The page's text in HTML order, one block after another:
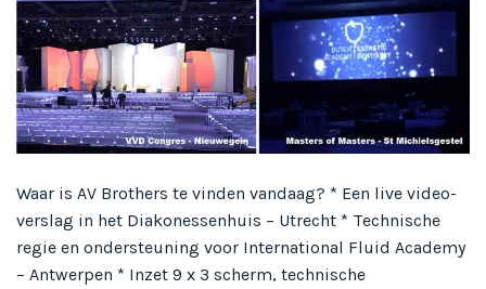
Waar is AV Brothers te vinden vandaag? * Een live video-
verslag in het Diakonessenhuis – Utrecht * Technische
regie en ondersteuning voor International Fluid Academy
– Antwerpen * Inzet 9 x 3 scherm, technische